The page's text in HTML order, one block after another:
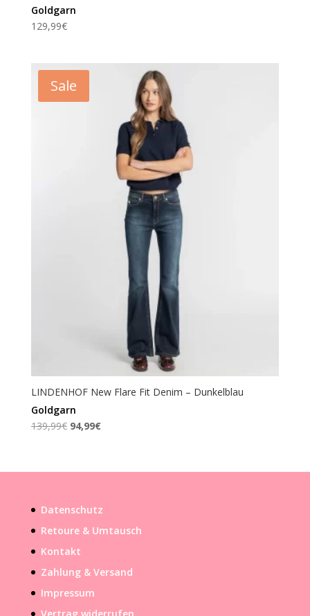
Goldgarn
129,99€
Sale
LINDENHOF New Flare Fit Denim – Dunkelblau
Goldgarn
139,99€ Ursprünglicher
139,99€
94,99€Aktueller
94,99€.
Datenschutz
Retoure & Umtausch
Kontakt
Zahlung & Versand
Impressum